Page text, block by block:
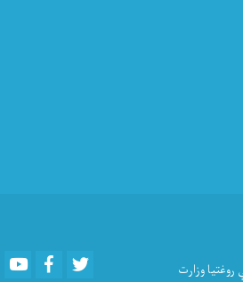
وزارت Youtube Facebook